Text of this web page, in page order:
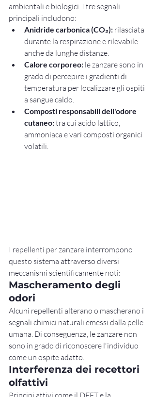
ambientali e biologici. I tre segnali
principali includono:
Anidride carbonica (CO₂): rilasciata
durante la respirazione e rilevabile
anche da lunghe distanze.
Calore corporeo: le zanzare sono in
grado di percepire i gradienti di
temperatura per localizzare gli ospiti
a sangue caldo.
Composti responsabili dell'odore
cutaneo: tra cui acido lattico,
ammoniaca e vari composti organici
volatili.
I repellenti per zanzare interrompono
questo sistema attraverso diversi
meccanismi scientificamente noti:
Mascheramento degli
odori
Alcuni repellenti alterano o mascherano i
segnali chimici naturali emessi dalla pelle
umana. Di conseguenza, le zanzare non
sono in grado di riconoscere l'individuo
come un ospite adatto.
Interferenza dei recettori
olfattivi